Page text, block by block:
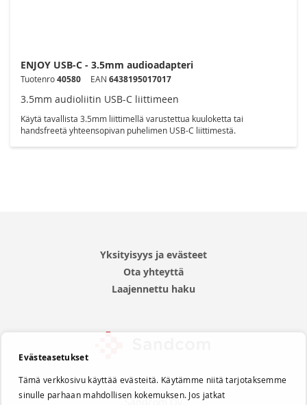
ENJOY USB-C - 3.5mm audioadapteri
Tuotenro40580 EAN 6438195017017
3.5mm audioliitin USB-C liittimeen
Käytä tavallista 3.5mm liittimellä varustettua kuuloketta tai
handsfreetä yhteensopivan puhelimen USB-C liittimestä.
Sandcom Oy
Yksityisyys ja evästeet
Ota yhteyttä
Laajennettu haku
Evästeasetukset
Tämä verkkosivu käyttää evästeitä. Käytämme niitä tarjotaksemme
sinulle parhaan mahdollisen kokemuksen. Jos jatkat